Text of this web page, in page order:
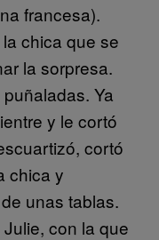
francesa).
chica que se
la sorpresa.
Ya
y le cortó
cortó
chica y
unas tablas.
con la que